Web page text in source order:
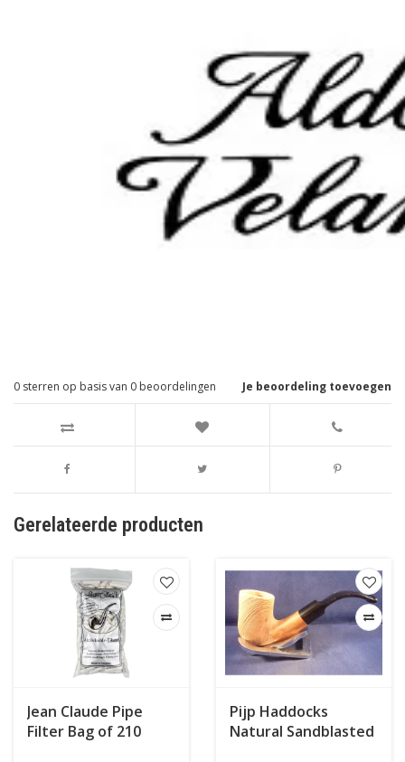
Je beoordeling toevoegen
0 sterren op basis van 0 beoordelingen
Gerelateerde producten
Jean Claude Pipe
Filter Bag of 210
Pijp Haddocks
Natural Sandblasted